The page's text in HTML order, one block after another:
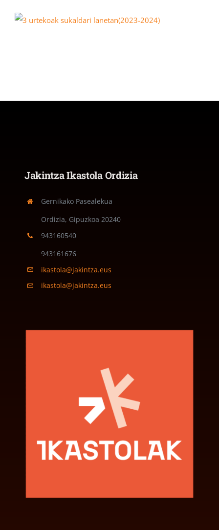
Jakintza Ikastola Ordizia
Gernikako Pasealekua
Ordizia, Gipuzkoa 20240
943160540
943161676
ikastola@jakintza.eus
ikastola@jakintza.eus